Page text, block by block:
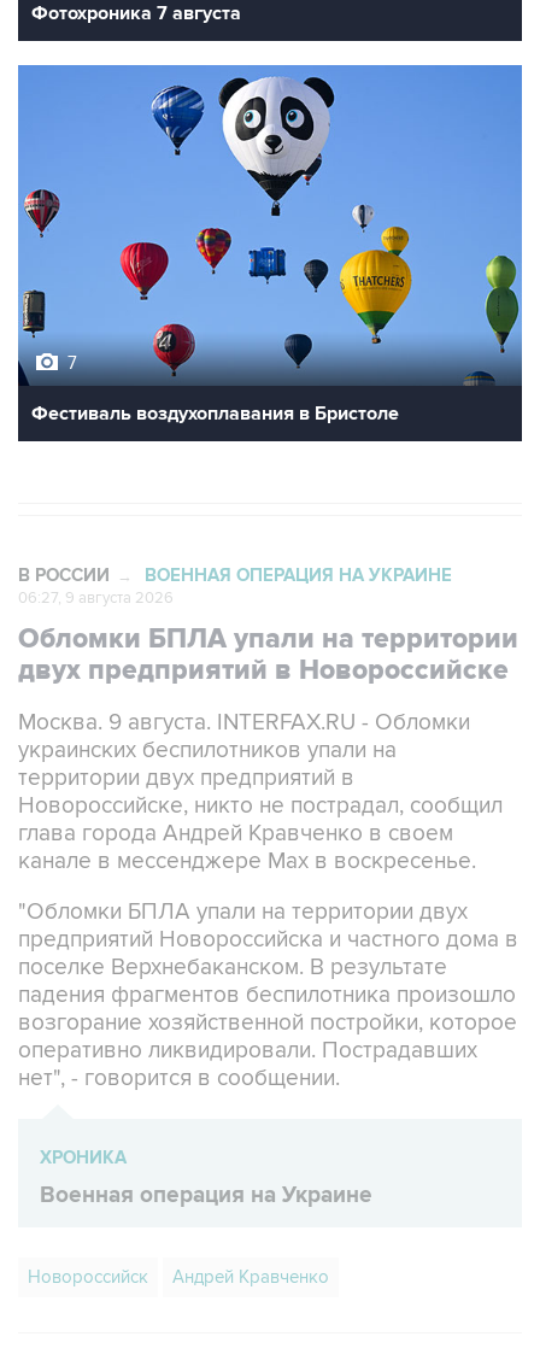
Фотохроника 7 августа
7
Фестиваль воздухоплавания в Бристоле
В РОССИИ → ВОЕННАЯ ОПЕРАЦИЯ НА УКРАИНЕ
06:27, 9 августа 2026
Обломки БПЛА упали на территории
двух предприятий в Новороссийске
Москва. 9 августа. INTERFAX.RU - Обломки
украинских беспилотников упали на
территории двух предприятий в
Новороссийске, никто не пострадал, сообщил
глава города Андрей Кравченко в своем
канале в мессенджере Max в воскресенье.
"Обломки БПЛА упали на территории двух
предприятий Новороссийска и частного дома в
поселке Верхнебаканском. В результате
падения фрагментов беспилотника произошло
возгорание хозяйственной постройки, которое
оперативно ликвидировали. Пострадавших
нет", - говорится в сообщении.
ХРОНИКА
Военная операция на Украине
Новороссийск Андрей Кравченко